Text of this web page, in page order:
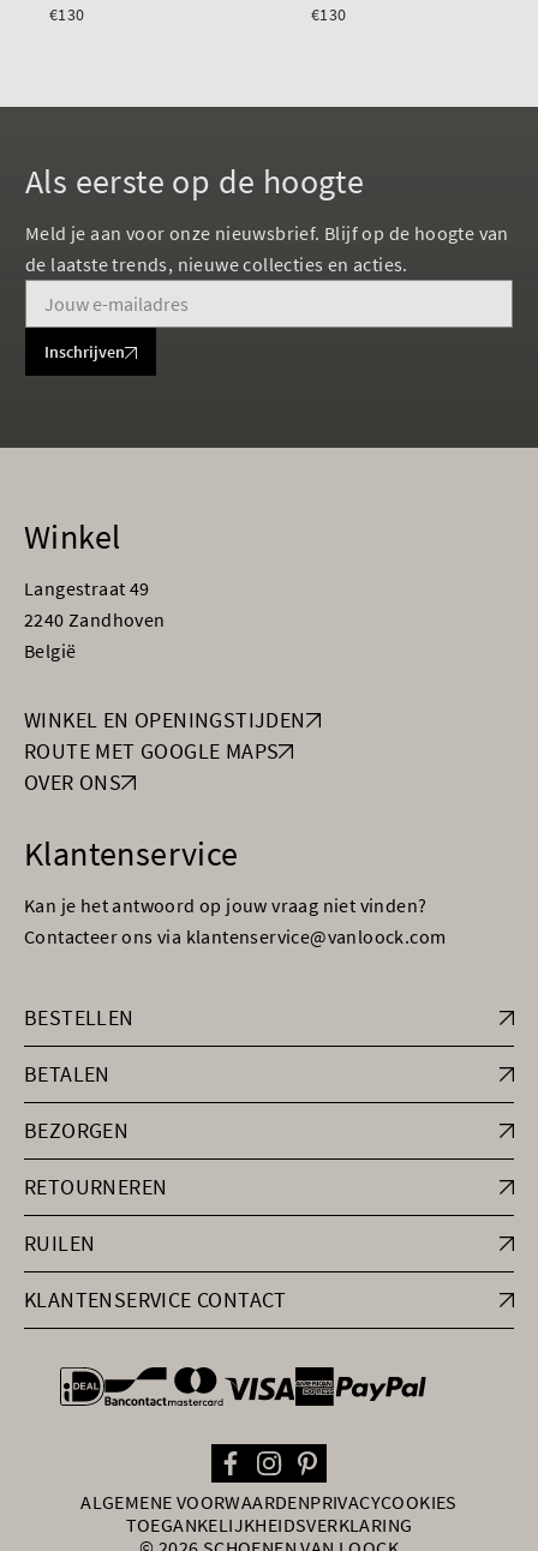
€130
€130
Als eerste op de hoogte
Meld je aan voor onze nieuwsbrief. Blijf op de hoogte van
de laatste trends, nieuwe collecties en acties.
Inschrijven
Winkel
Langestraat 49
2240 Zandhoven
België
WINKEL EN OPENINGSTIJDEN
ROUTE MET GOOGLE MAPS
OVER ONS
Klantenservice
Kan je het antwoord op jouw vraag niet vinden?
Contacteer ons via klantenservice@vanloock.com
BESTELLEN
BETALEN
BEZORGEN
RETOURNEREN
RUILEN
KLANTENSERVICE CONTACT
general.paymentOptions
ALGEMENE VOORWAARDENPRIVACYCOOKIES
TOEGANKELIJKHEIDSVERKLARING